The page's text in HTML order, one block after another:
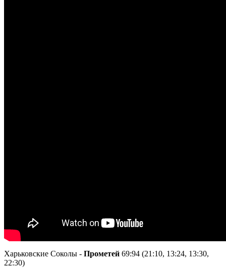
Харьковские Соколы - Прометей 69:94 (21:10, 13:24, 13:30,
22:30)